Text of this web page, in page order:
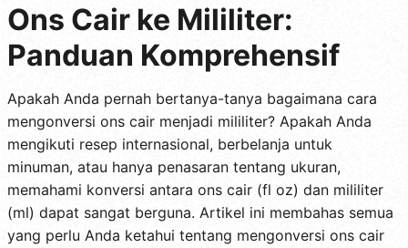
Ons Cair ke Mililiter:
Panduan Komprehensif
Apakah Anda pernah bertanya-tanya bagaimana cara
mengonversi ons cair menjadi mililiter? Apakah Anda
mengikuti resep internasional, berbelanja untuk
minuman, atau hanya penasaran tentang ukuran,
memahami konversi antara ons cair (fl oz) dan mililiter
(ml) dapat sangat berguna. Artikel ini membahas semua
yang perlu Anda ketahui tentang mengonversi ons cair